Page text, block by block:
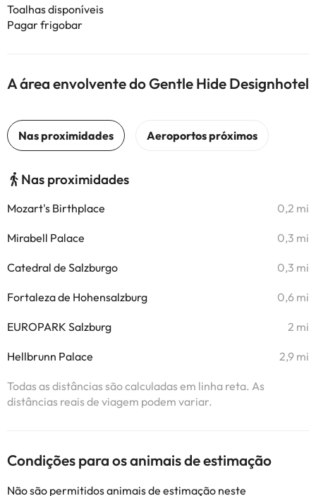
Toalhas disponíveis
Pagar frigobar
A área envolvente do Gentle Hide Designhotel
Nas proximidades
Mozart's Birthplace 0,2 mi
Mirabell Palace 0,3 mi
Catedral de Salzburgo 0,3 mi
Fortaleza de Hohensalzburg 0,6 mi
EUROPARK Salzburg 2 mi
Hellbrunn Palace 2,9 mi
Todas as distâncias são calculadas em linha reta. As
distâncias reais de viagem podem variar.
Condições para os animais de estimação
Não são permitidos animais de estimação neste